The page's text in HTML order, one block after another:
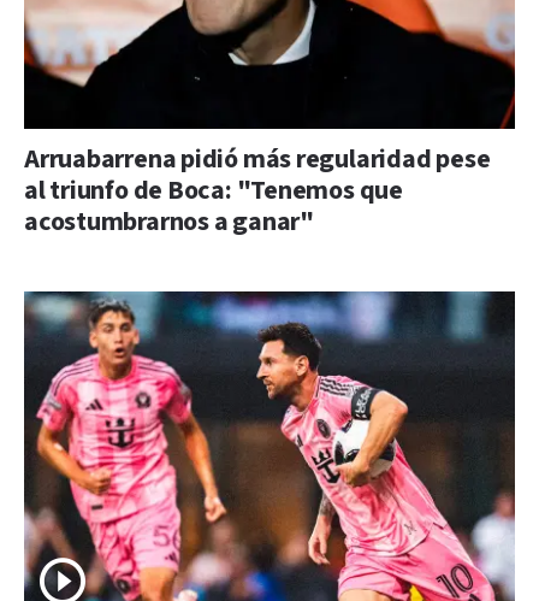
Arruabarrena pidió más regularidad pese
al triunfo de Boca: "Tenemos que
acostumbrarnos a ganar"